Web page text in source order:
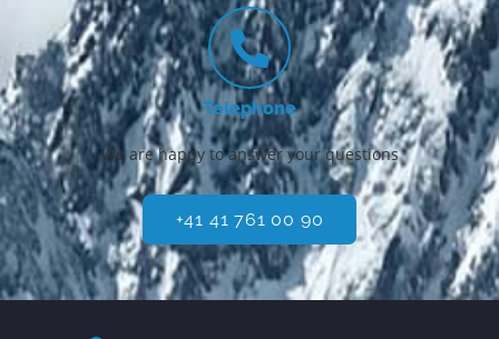
Telephone
We are happy to answer your questions
+41 41 761 00 90